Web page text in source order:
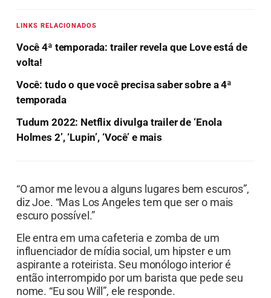
LINKS RELACIONADOS
Você 4ª temporada: trailer revela que Love está de
volta!
Você: tudo o que você precisa saber sobre a 4ª
temporada
Tudum 2022: Netflix divulga trailer de ‘Enola
Holmes 2’, ‘Lupin’, ‘Você’ e mais
“O amor me levou a alguns lugares bem escuros”,
diz Joe. “Mas Los Angeles tem que ser o mais
escuro possível.”
Ele entra em uma cafeteria e zomba de um
influenciador de mídia social, um hipster e um
aspirante a roteirista. Seu monólogo interior é
então interrompido por um barista que pede seu
nome. “Eu sou Will”, ele responde.